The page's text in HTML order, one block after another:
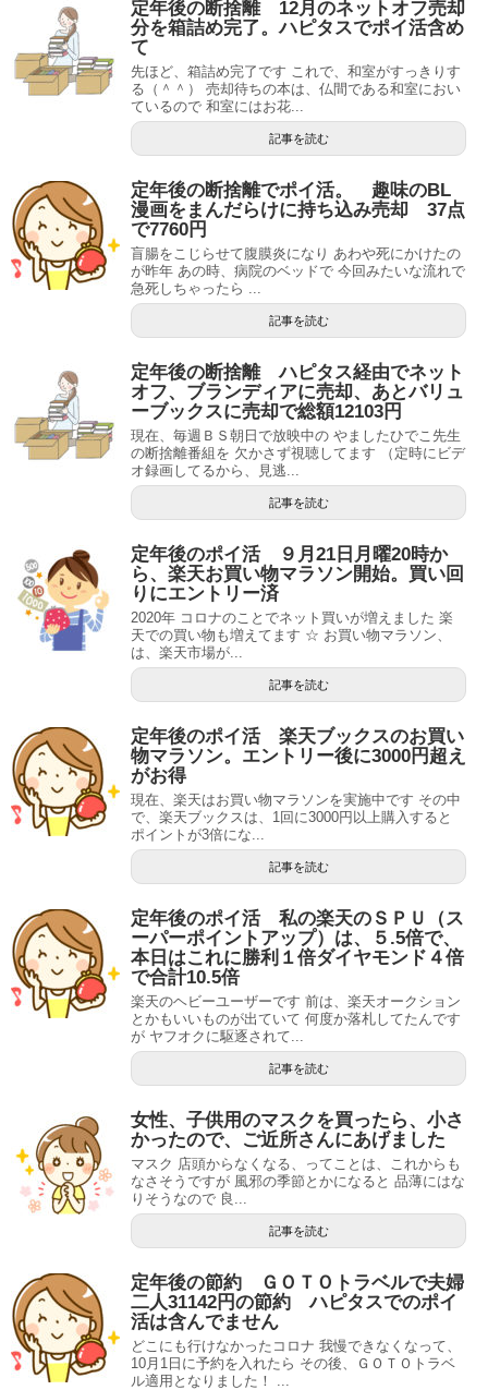
定年後の断捨離 12月のネットオフ売却
分を箱詰め完了。ハピタスでポイ活含め
て
先ほど、箱詰め完了です これで、和室がすっきりす
る（＾＾） 売却待ちの本は、仏間である和室におい
ているので 和室にはお花...
記事を読む
定年後の断捨離でポイ活。 趣味のBL
漫画をまんだらけに持ち込み売却 37点
で7760円
盲腸をこじらせて腹膜炎になり あわや死にかけたの
が昨年 あの時、病院のベッドで 今回みたいな流れで
急死しちゃったら ...
記事を読む
定年後の断捨離 ハピタス経由でネット
オフ、ブランディアに売却、あとバリュ
ーブックスに売却で総額12103円
現在、毎週ＢＳ朝日で放映中の やましたひでこ先生
の断捨離番組を 欠かさず視聴してます （定時にビデ
オ録画してるから、見逃...
記事を読む
定年後のポイ活 ９月21日月曜20時か
ら、楽天お買い物マラソン開始。買い回
りにエントリー済
2020年 コロナのことでネット買いが増えました 楽
天での買い物も増えてます ☆ お買い物マラソン、
は、楽天市場が...
記事を読む
定年後のポイ活 楽天ブックスのお買い
物マラソン。エントリー後に3000円超え
がお得
現在、楽天はお買い物マラソンを実施中です その中
で、楽天ブックスは、1回に3000円以上購入すると
ポイントが3倍にな...
記事を読む
定年後のポイ活 私の楽天のＳＰＵ（ス
ーパーポイントアップ）は、５.5倍で、
本日はこれに勝利１倍ダイヤモンド４倍
で合計10.5倍
楽天のヘビーユーザーです 前は、楽天オークション
とかもいいものが出ていて 何度か落札してたんです
が ヤフオクに駆逐されて...
記事を読む
女性、子供用のマスクを買ったら、小さ
かったので、ご近所さんにあげました
マスク 店頭からなくなる、ってことは、これからも
なさそうですが 風邪の季節とかになると 品薄にはな
りそうなので 良...
記事を読む
定年後の節約 ＧＯＴＯトラベルで夫婦
二人31142円の節約 ハピタスでのポイ
活は含んでません
どこにも行けなかったコロナ 我慢できなくなって、
10月1日に予約を入れたら その後、ＧＯＴＯトラベ
ル適用となりました！ ...